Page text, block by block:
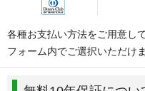
各種お支払い方法をご用意し
フォーム内でご選択いただけま